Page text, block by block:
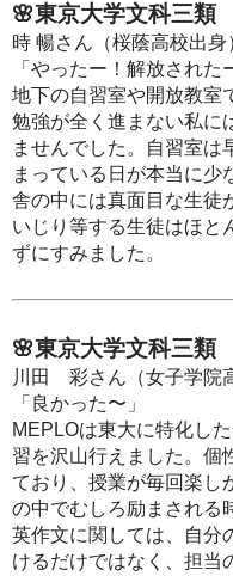
🌸東京大学文科三類
時 暢さん（桜蔭高校出身
「やったー！解放された
地下の自習室や開放教室
勉強が全く進まない私に
ませんでした。自習室は
まっている日が本当に少
舎の中には真面目な生徒
いじり等する生徒はほと
ずにすみました。
🌸東京大学文科三類
川田 彩さん（女子学院
「良かった〜」
MEPLOは東大に特化し
習を沢山行えました。個
ており、授業が毎回楽し
の中でむしろ励まされる
英作文に関しては、自分
けるだけではなく、担当